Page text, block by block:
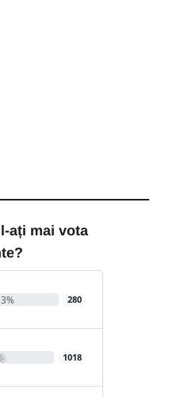
ați mai vota
280
1018